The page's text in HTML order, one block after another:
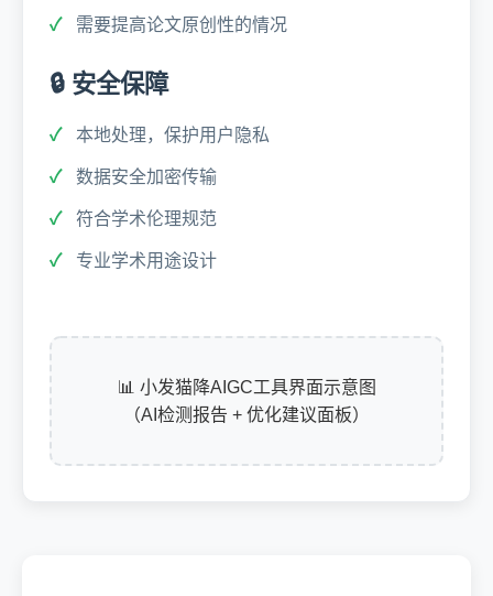
需要提高论文原创性的情况
🔒 安全保障
本地处理，保护用户隐私
数据安全加密传输
符合学术伦理规范
专业学术用途设计
📊 小发猫降AIGC工具界面示意图
（AI检测报告 + 优化建议面板）